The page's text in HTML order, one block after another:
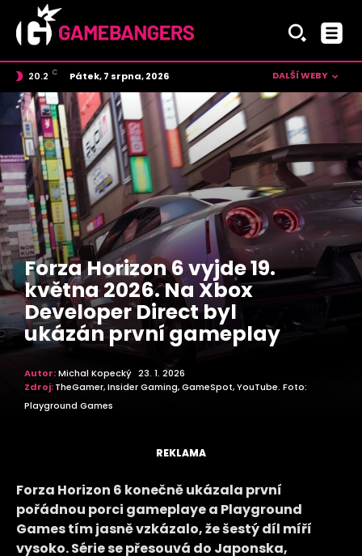
20.2 C Czech
Pátek, 7 srpna, 2026 DALŠÍ WEBY
Forza Horizon 6 vyjde 19.
května 2026. Na Xbox
Developer Direct byl
ukázán první gameplay
Autor:Michal Kopecký 23. 1. 2026
Zdroj:TheGamer, Insider Gaming, GameSpot, YouTube. Foto:
Playground Games
REKLAMA
Forza Horizon 6 konečně ukázala první
pořádnou porci gameplaye a Playground
Games tím jasně vzkázalo, že šestý díl míří
vysoko. Série se přesouvá do Japonska,